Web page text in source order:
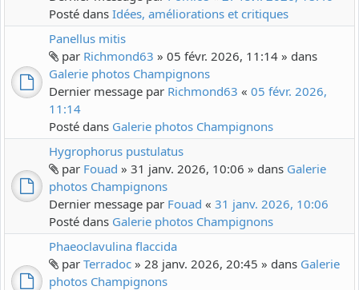
Posté dans Idées, améliorations et critiques
Panellus mitis
par Richmond63 » 05 févr. 2026, 11:14 » dans
Galerie photos Champignons
Dernier message par Richmond63 « 05 févr. 2026,
11:14
Posté dans Galerie photos Champignons
Hygrophorus pustulatus
par Fouad » 31 janv. 2026, 10:06 » dans Galerie
photos Champignons
Dernier message par Fouad « 31 janv. 2026, 10:06
Posté dans Galerie photos Champignons
Phaeoclavulina flaccida
par Terradoc » 28 janv. 2026, 20:45 » dans Galerie
photos Champignons